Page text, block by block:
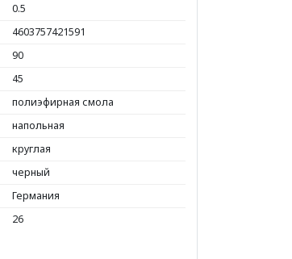
0.5
4603757421591
90
45
полиэфирная смола
напольная
круглая
черный
Германия
26